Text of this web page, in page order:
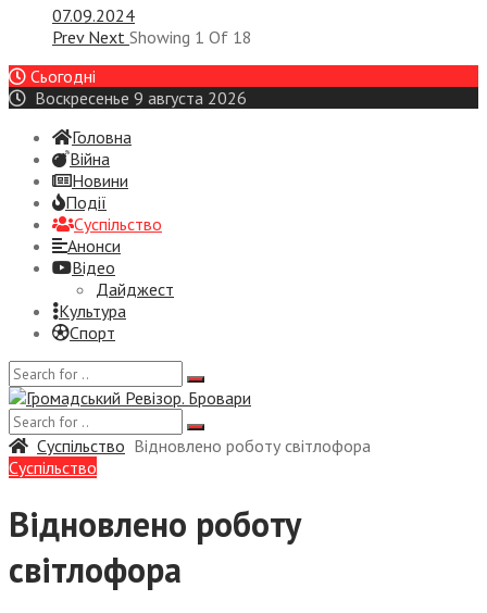
07.09.2024
Prev Next Showing 1 Of 18
Сьогодні
Воскресенье 9 августа 2026
Головна
Війна
Новини
Події
Суспiльство
Анонси
Відео
Дайджест
Культура
Спорт
Суспiльство Відновлено роботу світлофора
Суспiльство
Відновлено роботу
світлофора